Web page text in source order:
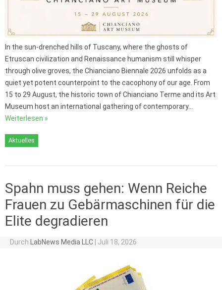
In the sun-drenched hills of Tuscany, where the ghosts of
Etruscan civilization and Renaissance humanism still whisper
through olive groves, the Chianciano Biennale 2026 unfolds as a
quiet yet potent counterpoint to the cacophony of our age. From
15 to 29 August, the historic town of Chianciano Terme and its Art
Museum host an international gathering of contemporary…
Weiterlesen »
Aktuelles
Spahn muss gehen: Wenn Reiche
Frauen zu Gebärmaschinen für die
Elite degradieren
Durch LabNews Media LLC Juli 18, 2026